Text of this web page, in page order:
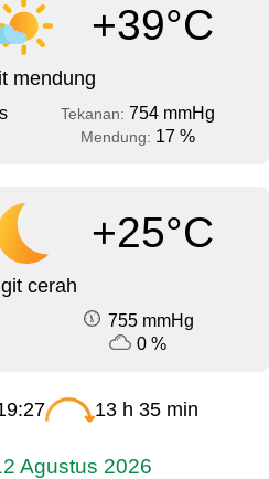
+39°C
mendung
Tekanan: 754 mmHg
Mendung: 17 %
+25°C
cerah
755 mmHg
0 %
13 h 35 min
Agustus 2026